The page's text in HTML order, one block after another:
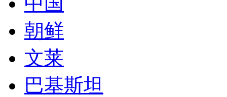
朝鲜
文莱
巴基斯坦